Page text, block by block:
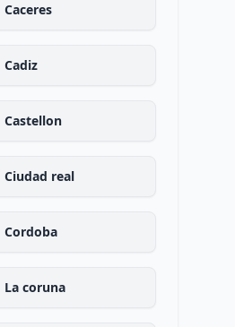
Caceres
Cadiz
Castellon
Ciudad real
Cordoba
La coruna